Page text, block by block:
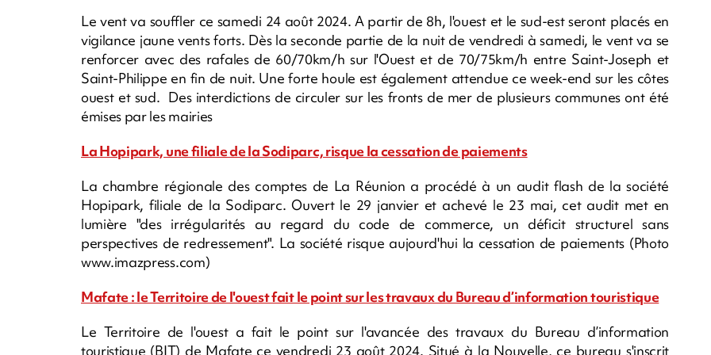
Le vent va souffler ce samedi 24 août 2024. A partir de 8h, l'ouest et le sud-est seront placés en
vigilance jaune vents forts. Dès la seconde partie de la nuit de vendredi à samedi, le vent va se
renforcer avec des rafales de 60/70km/h sur l'Ouest et de 70/75km/h entre Saint-Joseph et
Saint-Philippe en fin de nuit. Une forte houle est également attendue ce week-end sur les côtes
ouest et sud. Des interdictions de circuler sur les fronts de mer de plusieurs communes ont été
émises par les mairies
La Hopipark, une filiale de la Sodiparc, risque la cessation de paiements
La chambre régionale des comptes de La Réunion a procédé à un audit flash de la société
Hopipark, filiale de la Sodiparc. Ouvert le 29 janvier et achevé le 23 mai, cet audit met en
lumière "des irrégularités au regard du code de commerce, un déficit structurel sans
perspectives de redressement". La société risque aujourd'hui la cessation de paiements (Photo
www.imazpress.com)
Mafate : le Territoire de l'ouest fait le point sur les travaux du Bureau d’information touristique
Le Territoire de l'ouest a fait le point sur l'avancée des travaux du Bureau d’information
touristique (BIT) de Mafate ce vendredi 23 août 2024. Situé à la Nouvelle, ce bureau s'inscrit